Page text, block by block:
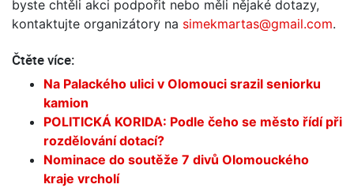
byste chtěli akci podpořit nebo měli nějaké dotazy,
kontaktujte organizátory na simekmartas@gmail.com.
Čtěte více:
Na Palackého ulici v Olomouci srazil seniorku
kamion
POLITICKÁ KORIDA: Podle čeho se město řídí při
rozdělování dotací?
Nominace do soutěže 7 divů Olomouckého
kraje vrcholí